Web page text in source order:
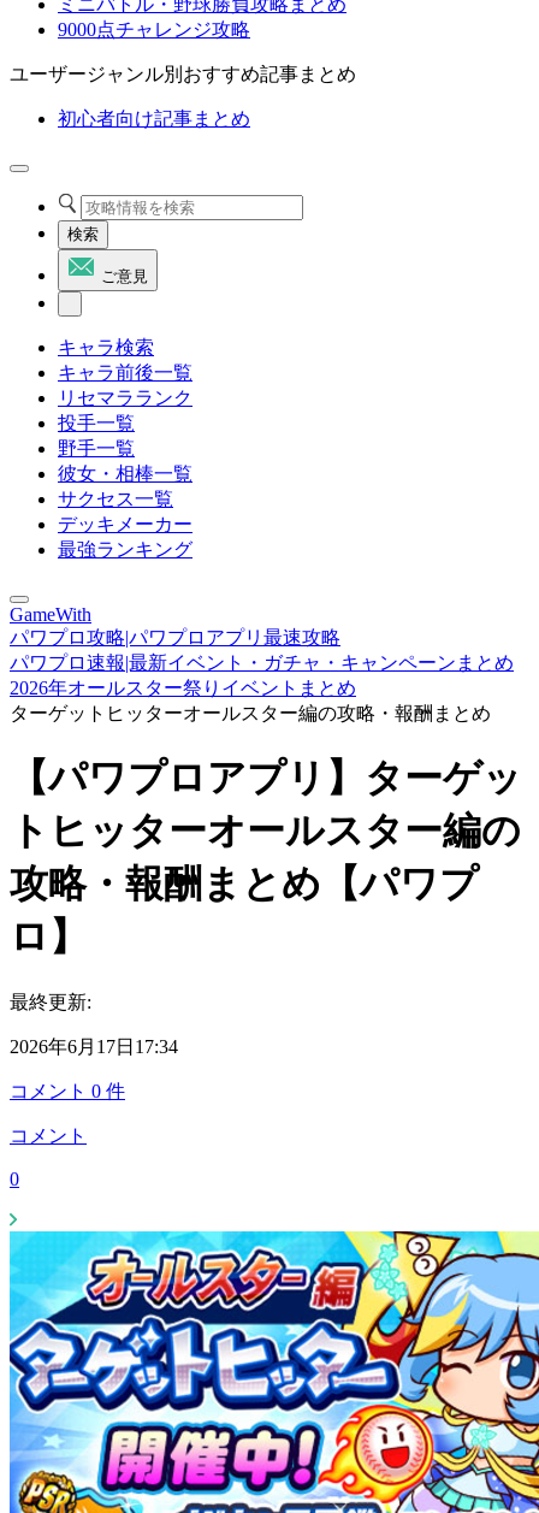
ミニバトル・野球勝負攻略まとめ
9000点チャレンジ攻略
ユーザージャンル別おすすめ記事まとめ
初心者向け記事まとめ
検索
ご意見
キャラ検索
キャラ前後一覧
リセマラランク
投手一覧
野手一覧
彼女・相棒一覧
サクセス一覧
デッキメーカー
最強ランキング
GameWith
パワプロ攻略|パワプロアプリ最速攻略
パワプロ速報|最新イベント・ガチャ・キャンペーンまとめ
2026年オールスター祭りイベントまとめ
ターゲットヒッターオールスター編の攻略・報酬まとめ
【パワプロアプリ】ターゲッ
トヒッターオールスター編の
攻略・報酬まとめ【パワプ
ロ】
最終更新:
2026年6月17日17:34
コメント 0 件
コメント
0